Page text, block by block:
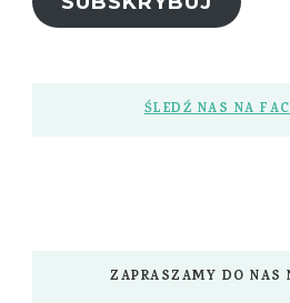
ŚLEDŹ NAS NA
ZAPRASZAMY DO NAS